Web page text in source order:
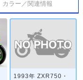
カラー／関連情報
1993年 ZXR750・